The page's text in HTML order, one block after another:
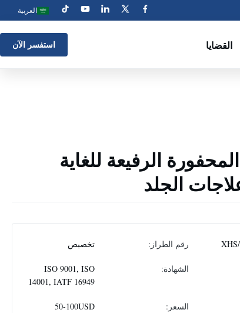
العربية
القضايا استفسر الآن
الرفيعة للغاية
الجلد
رقم الطراز: تخصيص
الشهادة:
ISO 9001, ISO
14001, IATF 16949
السعر: 50-100USD